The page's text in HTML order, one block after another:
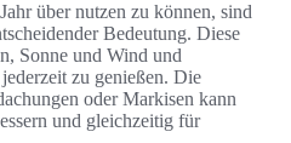
über nutzen zu können, sind
Bedeutung. Diese
Sonne und Wind und
zu genießen. Die
oder Markisen kann
und gleichzeitig für